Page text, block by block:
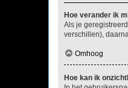
Hoe verander ik
Als je
verschillen),
Omhoog
Hoe kan ik